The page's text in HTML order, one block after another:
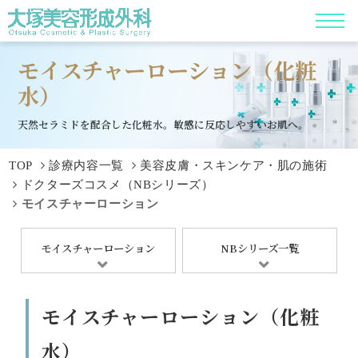
モイスチャーローション（化粧
水）
天然セラミドを配合した化粧水。敏感に反応しやすいお肌へ。
TOP 診療内容一覧
美容皮膚・スキンケア・肌の施術
ドクターズコスメ（NBシリーズ）
モイスチャーローション
モイスチャーローション NBシリーズ一覧
モイスチャーローション（化粧
水）